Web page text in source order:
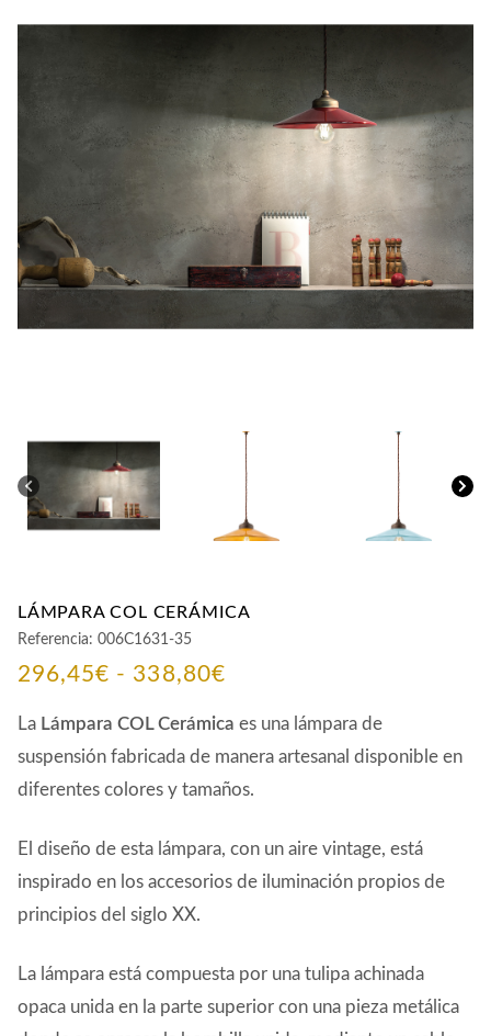
CONTACTO
LÁMPARA COL CERÁMICA
Referencia: 006C1631-35
296,45€ - 338,80€Rango
precios:
desde
296,45€
hasta
La Lámpara COL Cerámica es una lámpara de
suspensión fabricada de manera artesanal disponible en
diferentes colores y tamaños.
El diseño de esta lámpara, con un aire vintage, está
inspirado en los accesorios de iluminación propios de
principios del siglo XX.
La lámpara está compuesta por una tulipa achinada
opaca unida en la parte superior con una pieza metálica